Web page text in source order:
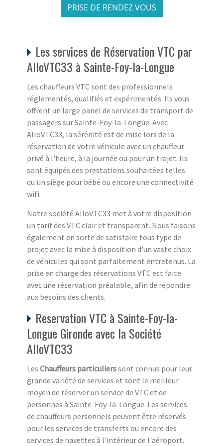
PRISE DE RENDEZ VOUS
Les services de Réservation VTC par
AlloVTC33 à Sainte-Foy-la-Longue
Les chauffeurs VTC sont des professionnels
réglementés, qualifiés et expérimentés. Ils vous
offrent un large panel de services de transport de
passagers sur Sainte-Foy-la-Longue. Avec
AlloVTC33, la sérénité est de mise lors de la
réservation de votre véhicule avec un chauffeur
privé à l'heure, à la journée ou pour un trajet. Ils
sont équipés des prestations souhaitées telles
qu'un siège pour bébé ou encore une connectivité
wifi.
Notre société AlloVTC33 met à votre disposition
un tarif des VTC clair et transparent. Nous faisons
également en sorte de satisfaire tous type de
projet avec la mise à disposition d'un vaste choix
de véhicules qui sont parfaitement entretenus. La
prise en charge des réservations VTC est faite
avec une réservation préalable, afin de répondre
aux besoins des clients.
Reservation VTC à Sainte-Foy-la-
Longue Gironde avec la Société
AlloVTC33
Les Chauffeurs particulierssont connus pour leur
grande variété de services et sont le meilleur
moyen de réserver un service de VTC et de
personnes à Sainte-Foy-la-Longue. Les services
de chauffeurs personnels peuvent être réservés
pour les services de transferts ou encore des
services de navettes à l'intérieur de l'aéroport.